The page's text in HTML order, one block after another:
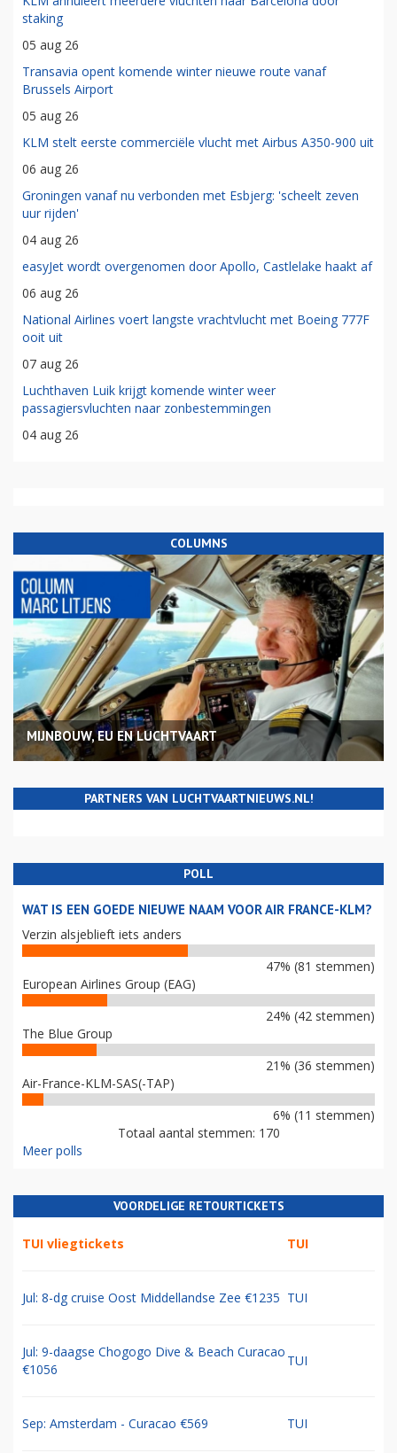
staking
05 aug 26
Transavia opent komende winter nieuwe route vanaf
Brussels Airport
05 aug 26
KLM stelt eerste commerciële vlucht met Airbus A350-900 uit
06 aug 26
Groningen vanaf nu verbonden met Esbjerg: 'scheelt zeven
uur rijden'
04 aug 26
easyJet wordt overgenomen door Apollo, Castlelake haakt af
06 aug 26
National Airlines voert langste vrachtvlucht met Boeing 777F
ooit uit
07 aug 26
Luchthaven Luik krijgt komende winter weer
passagiersvluchten naar zonbestemmingen
04 aug 26
COLUMNS
MIJNBOUW, EU EN LUCHTVAART
PARTNERS VAN LUCHTVAARTNIEUWS.NL!
POLL
WAT IS EEN GOEDE NIEUWE NAAM VOOR AIR FRANCE-KLM?
Verzin alsjeblieft iets anders
47% (81 stemmen)
European Airlines Group (EAG)
24% (42 stemmen)
The Blue Group
21% (36 stemmen)
Air-France-KLM-SAS(-TAP)
6% (11 stemmen)
Totaal aantal stemmen: 170
Meer polls
VOORDELIGE RETOURTICKETS
TUI vliegtickets TUI
Jul: 8-dg cruise Oost Middellandse Zee €1235 TUI
Jul: 9-daagse Chogogo Dive & Beach Curacao
€1056
TUI
Sep: Amsterdam - Curacao €569 TUI